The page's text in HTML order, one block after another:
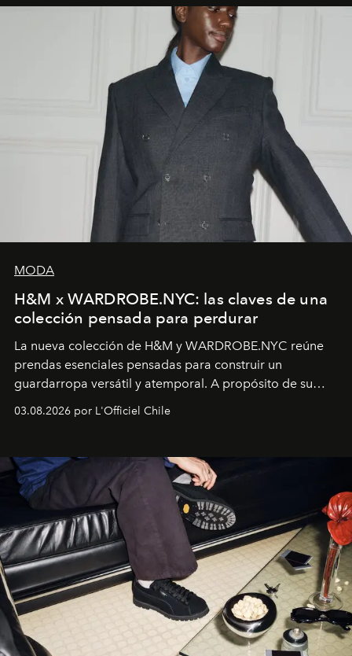
MODA
H&M x WARDROBE.NYC: las claves de una
colección pensada para perdurar
La nueva colección de H&M y WARDROBE.NYC reúne
prendas esenciales pensadas para construir un
guardarropa versátil y atemporal. A propósito de su
lanzamiento, los fundadores de la firma neoyorquina y
la asesora creativa y jefa de diseño global de la marca
y la filosofía detrás de la propuesta.
03.08.2026 por L'Officiel Chile